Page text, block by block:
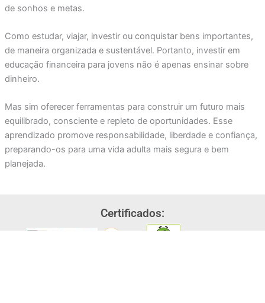
de sonhos e metas.
Como estudar, viajar, investir ou conquistar bens importantes,
de maneira organizada e sustentável. Portanto, investir em
educação financeira para jovens não é apenas ensinar sobre
dinheiro.
Mas sim oferecer ferramentas para construir um futuro mais
equilibrado, consciente e repleto de oportunidades. Esse
aprendizado promove responsabilidade, liberdade e confiança,
preparando-os para uma vida adulta mais segura e bem
planejada.
Certificados: